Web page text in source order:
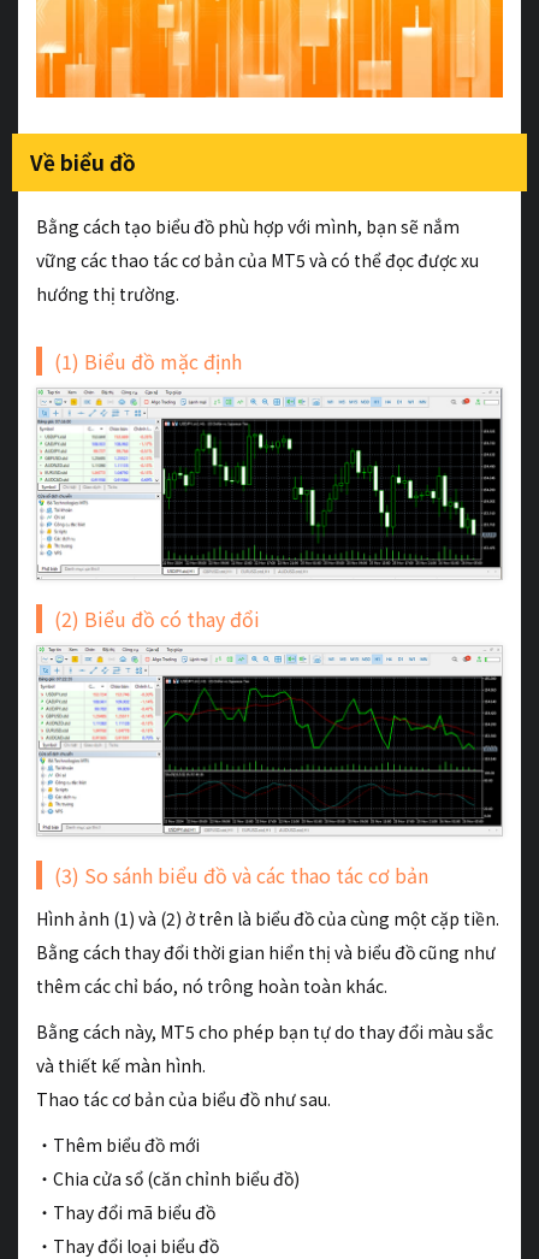
Về biểu đồ
Bằng cách tạo biểu đồ phù hợp với mình, bạn sẽ nắm
vững các thao tác cơ bản của MT5 và có thể đọc được xu
hướng thị trường.
(1) Biểu đồ mặc định
(2) Biểu đồ có thay đổi
(3) So sánh biểu đồ và các thao tác cơ bản
Hình ảnh (1) và (2) ở trên là biểu đồ của cùng một cặp tiền.
Bằng cách thay đổi thời gian hiển thị và biểu đồ cũng như
thêm các chỉ báo, nó trông hoàn toàn khác.
Bằng cách này, MT5 cho phép bạn tự do thay đổi màu sắc
và thiết kế màn hình.
Thao tác cơ bản của biểu đồ như sau.
・Thêm biểu đồ mới
・Chia cửa sổ (căn chỉnh biểu đồ)
・Thay đổi mã biểu đồ
・Thay đổi loại biểu đồ